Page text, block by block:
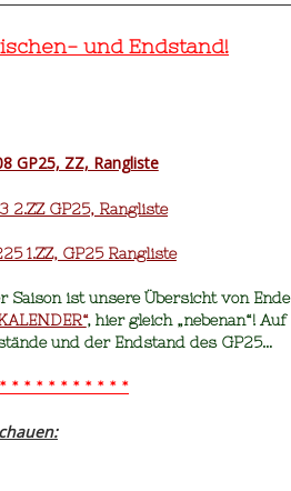
und Endstand!
GP25, ZZ, Rangliste
2.ZZ GP25, Rangliste
1.ZZ, GP25 Rangliste
ist unsere Übersicht von Ende
, hier gleich „nebenan“! Auf
und der Endstand des GP25…
* * * * * * * * * *